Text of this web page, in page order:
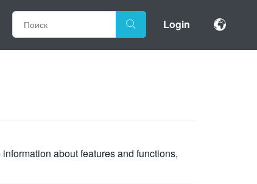
Login
about features and functions,